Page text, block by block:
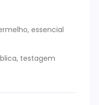
essencial
testagem